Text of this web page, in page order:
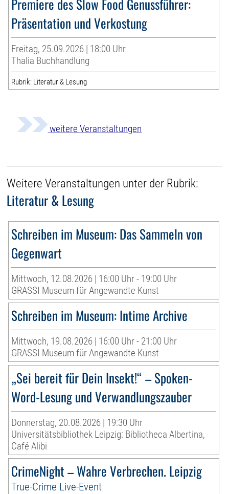
Premiere des Slow Food Genussführer:
Präsentation und Verkostung
Freitag, 25.09.2026 | 18:00 Uhr
Thalia Buchhandlung
Rubrik: Literatur & Lesung
weitere Veranstaltungen
Weitere Veranstaltungen unter der Rubrik:
Literatur & Lesung
Schreiben im Museum: Das Sammeln von
Gegenwart
Mittwoch, 12.08.2026 | 16:00 Uhr - 19:00 Uhr
GRASSI Museum für Angewandte Kunst
Schreiben im Museum: Intime Archive
Mittwoch, 19.08.2026 | 16:00 Uhr - 21:00 Uhr
GRASSI Museum für Angewandte Kunst
„Sei bereit für Dein Insekt!“ – Spoken-
Word-Lesung und Verwandlungszauber
Donnerstag, 20.08.2026 | 19:30 Uhr
Universitätsbibliothek Leipzig: Bibliotheca Albertina,
Café Alibi
CrimeNight – Wahre Verbrechen. Leipzig
True-Crime Live-Event